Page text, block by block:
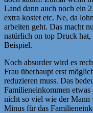
Land dann auch noch ein
extra kostet etc. Ne, da
arbeiten geht. Das macht
natürlich on top Druck
Beispiel.
Noch absurder wird es
Frau überhaupt erst
reduzieren muss. Das
Familieneinkommen
nicht so viel wie der Mann
Minus für das